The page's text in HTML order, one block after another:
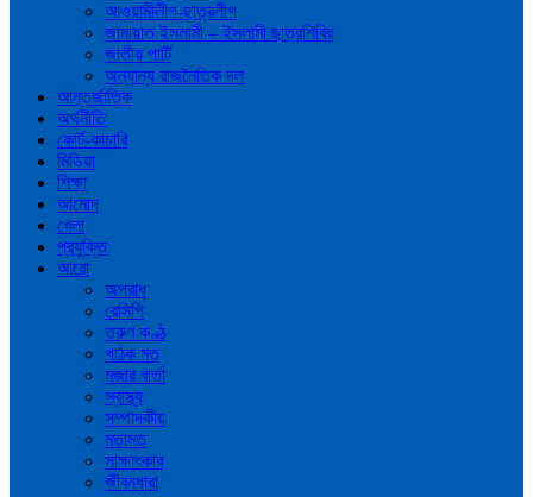
আওয়ামীলীগ-ছাত্রলীগ
জামায়াত ইসলামী – ইসলামী ছাত্রশিবির
জাতীয় পার্টি
অন্যান্য রাজনৈতিক দল
আন্তর্জাতিক
অর্থনীতি
কোর্ট-কাচারি
মিডিয়া
শিক্ষা
আমোদ
খেলা
প্রযুক্তি
আরো
অপরাধ
রেসিপি
তরুণ কণ্ঠ
পাঠক মত
মজার বার্তা
স্বাস্থ্য
সম্পাদকীয়
মতামত
সাক্ষাৎকার
জীবনধারা